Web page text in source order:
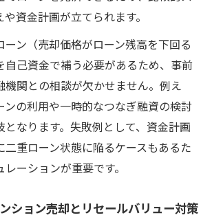
資金計画が立てられます。
ーン（売却価格がローン残高を下回る
自己資金で補う必要があるため、事前
機関との相談が欠かせません。例え
ンの利用や一時的なつなぎ融資の検討
なります。失敗例として、資金計画
二重ローン状態に陥るケースもあるた
ーションが重要です。
ション売却とリセールバリュー対策